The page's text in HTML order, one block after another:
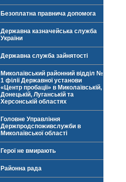
Безоплатна правнича допомога
Державна казначейська служба
України
Державна служба зайнятості
Миколаївський районний відділ №
1 філії Державної установи
«Центр пробації» в Миколаївській,
Донецькій, Луганській та
Херсонській областях
Головне Управління
Держпродспоживслужби в
Миколаївської області
Герої не вмирають
Районна рада